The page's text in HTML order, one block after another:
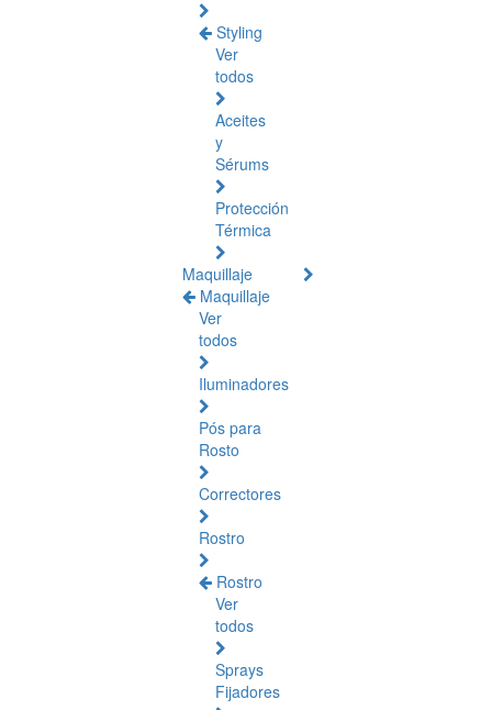
Styling
Ver
todos
Aceites
y
Sérums
Protección
Térmica
Maquillaje
Maquillaje
Ver
todos
Iluminadores
Pós para
Rosto
Correctores
Rostro
Rostro
Ver
todos
Sprays
Fijadores